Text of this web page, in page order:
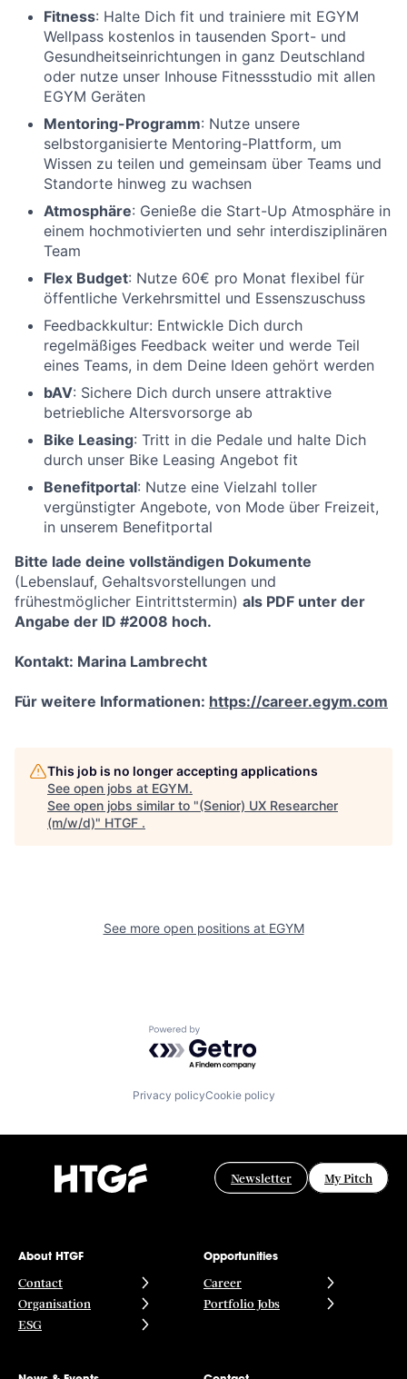
Fitness: Halte Dich fit und trainiere mit EGYM
Wellpass kostenlos in tausenden Sport- und
Gesundheitseinrichtungen in ganz Deutschland
oder nutze unser Inhouse Fitnessstudio mit allen
EGYM Geräten
Mentoring-Programm: Nutze unsere
selbstorganisierte Mentoring-Plattform, um
Wissen zu teilen und gemeinsam über Teams und
Standorte hinweg zu wachsen
Atmosphäre: Genieße die Start-Up Atmosphäre in
einem hochmotivierten und sehr interdisziplinären
Team
Flex Budget: Nutze 60€ pro Monat flexibel für
öffentliche Verkehrsmittel und Essenszuschuss
Feedbackkultur: Entwickle Dich durch
regelmäßiges Feedback weiter und werde Teil
eines Teams, in dem Deine Ideen gehört werden
bAV: Sichere Dich durch unsere attraktive
betriebliche Altersvorsorge ab
Bike Leasing: Tritt in die Pedale und halte Dich
durch unser Bike Leasing Angebot fit
Benefitportal: Nutze eine Vielzahl toller
vergünstigter Angebote, von Mode über Freizeit,
in unserem Benefitportal
Bitte lade deine vollständigen Dokumente
(Lebenslauf, Gehaltsvorstellungen und
frühestmöglicher Eintrittstermin) als PDF unter der
Angabe der ID #2008 hoch.
Kontakt: Marina Lambrecht
Für weitere Informationen: https://career.egym.com
This job is no longer accepting applications
See open jobs at EGYM.
See open jobs similar to "(Senior) UX Researcher
(m/w/d)" HTGF .
See more open positions at EGYM
Powered by Getro.com
Privacy policyCookie policy
Newsletter My Pitch
About HTGF
Contact
Organisation
ESG
Opportunities
Career
Portfolio Jobs